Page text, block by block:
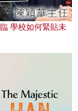
學校如何緊貼未